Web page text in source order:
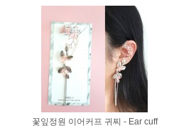
꽃잎정원 이어커프 귀찌 - Ear cuff